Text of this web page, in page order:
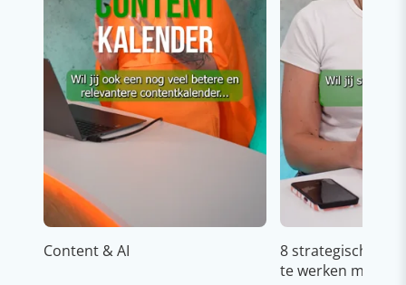
Content & AI
8 strategische
te werken met